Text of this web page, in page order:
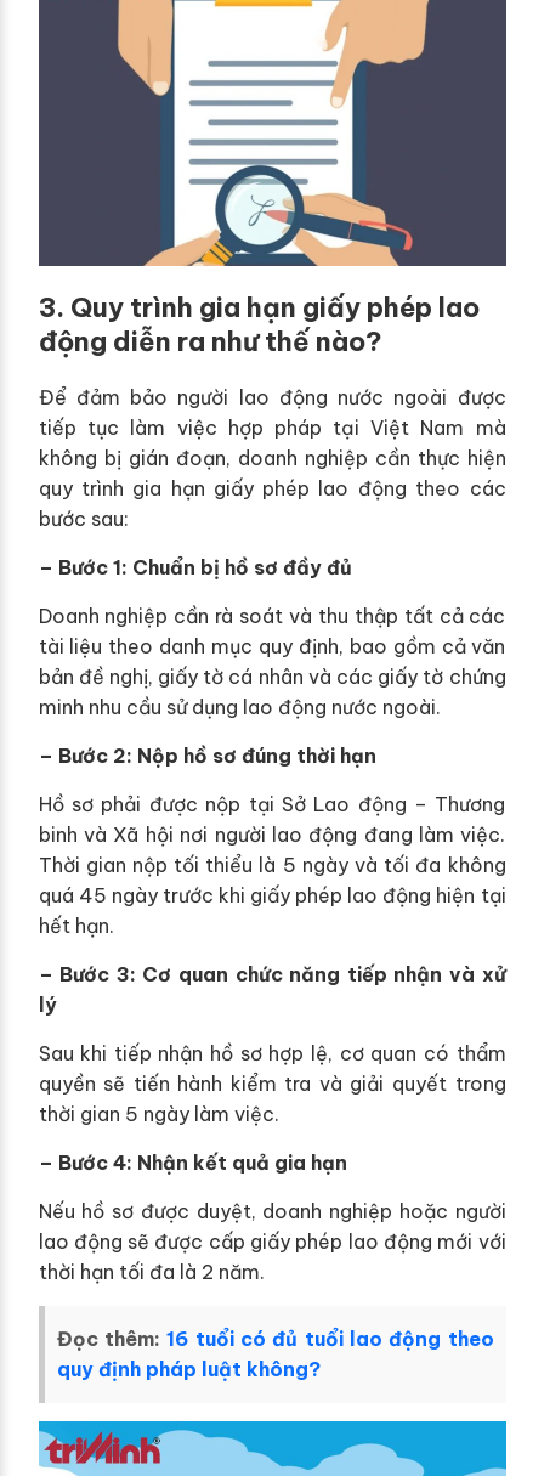
3. Quy trình gia hạn giấy phép lao
động diễn ra như thế nào?
Để đảm bảo người lao động nước ngoài được
tiếp tục làm việc hợp pháp tại Việt Nam mà
không bị gián đoạn, doanh nghiệp cần thực hiện
quy trình gia hạn giấy phép lao động theo các
bước sau:
– Bước 1: Chuẩn bị hồ sơ đầy đủ
Doanh nghiệp cần rà soát và thu thập tất cả các
tài liệu theo danh mục quy định, bao gồm cả văn
bản đề nghị, giấy tờ cá nhân và các giấy tờ chứng
minh nhu cầu sử dụng lao động nước ngoài.
– Bước 2: Nộp hồ sơ đúng thời hạn
Hồ sơ phải được nộp tại Sở Lao động – Thương
binh và Xã hội nơi người lao động đang làm việc.
Thời gian nộp tối thiểu là 5 ngày và tối đa không
quá 45 ngày trước khi giấy phép lao động hiện tại
hết hạn.
– Bước 3: Cơ quan chức năng tiếp nhận và xử
lý
Sau khi tiếp nhận hồ sơ hợp lệ, cơ quan có thẩm
quyền sẽ tiến hành kiểm tra và giải quyết trong
thời gian 5 ngày làm việc.
– Bước 4: Nhận kết quả gia hạn
Nếu hồ sơ được duyệt, doanh nghiệp hoặc người
lao động sẽ được cấp giấy phép lao động mới với
thời hạn tối đa là 2 năm.
Đọc thêm: 16 tuổi có đủ tuổi lao động theo
quy định pháp luật không?